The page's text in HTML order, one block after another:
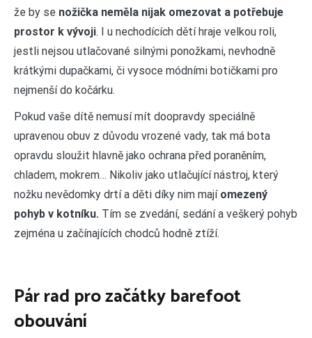
že by se nožička neměla nijak omezovat a potřebuje
prostor k vývoji. I u nechodících dětí hraje velkou roli,
jestli nejsou utlačované silnými ponožkami, nevhodně
krátkými dupačkami, či vysoce módními botičkami pro
nejmenší do kočárku.
Pokud vaše dítě nemusí mít doopravdy speciálně
upravenou obuv z důvodu vrozené vady, tak má bota
opravdu sloužit hlavně jako ochrana před poraněním,
chladem, mokrem… Nikoliv jako utlačující nástroj, který
nožku nevědomky drtí a děti díky nim mají omezený
pohyb v kotníku. Tím se zvedání, sedání a veškerý pohyb
zejména u začínajících chodců hodně ztíží.
Pár rad pro začátky barefoot
obouvání